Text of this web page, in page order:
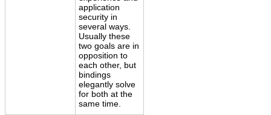
application
security in
several ways.
Usually these
two goals are in
opposition to
each other, but
bindings
elegantly solve
for both at the
same time.